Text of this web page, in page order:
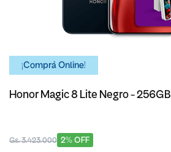
¡Comprá Online!
Honor Magic 8 Lite Negro - 256GB
2% OFF
Gs. 3.423.000